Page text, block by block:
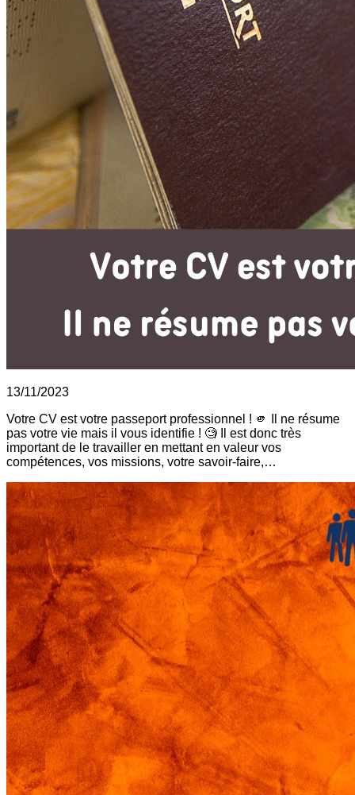
13/11/2023
Votre CV est votre passeport professionnel ! 🫵 Il ne résume
pas votre vie mais il vous identifie ! 🧐 Il est donc très
important de le travailler en mettant en valeur vos
compétences, vos missions, votre savoir-faire,…